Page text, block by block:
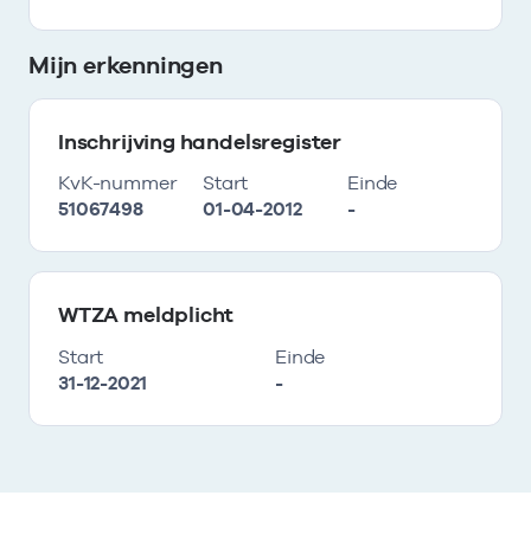
Mijn erkenningen
Inschrijving handelsregister
KvK-nummer
51067498
Start
01-04-2012
Einde
-
WTZA meldplicht
Start
31-12-2021
Einde
-